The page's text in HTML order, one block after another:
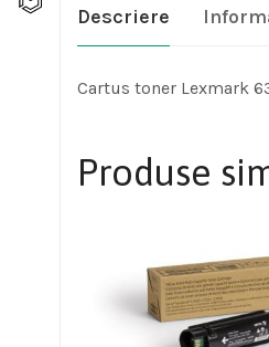
Descriere
Cartus toner Lexmark
Produse